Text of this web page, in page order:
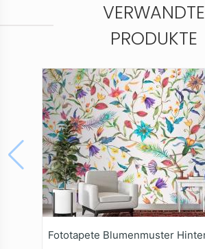
VERWANDTE
PRODUKTE